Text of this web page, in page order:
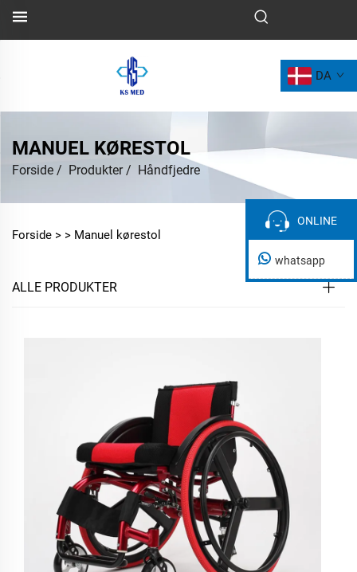
DA
MANUEL KØRESTOL
Forside / Produkter/ Håndfjedre
Forside > > Manuel kørestol
ALLE PRODUKTER
ONLINE
ONLINE
whatsapp